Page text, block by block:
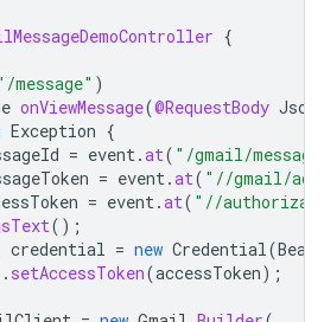
{
message" )
onViewMessage(@RequestBody
Exception {
= event.at( "/gmail/
= event.at( "//gmail/
= event.at( "//
();
credential = new Credential(
. setAccessToken(accessToken);